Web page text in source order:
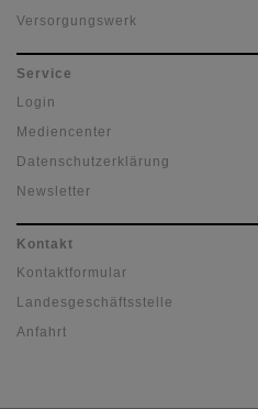
Versorgungswerk
Service
Login
Mediencenter
Datenschutzerklärung
Newsletter
Kontakt
Kontaktformular
Landesgeschäftsstelle
Anfahrt